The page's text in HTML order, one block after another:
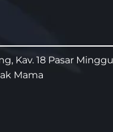
Kav. 18 Pasar
Mama